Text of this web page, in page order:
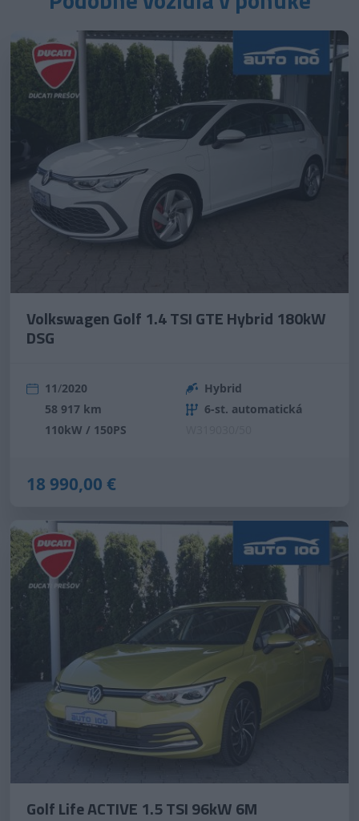
Volkswagen Golf 1.4 TSI GTE Hybrid 180kW
DSG
11/2020
58 917 km
110kW / 150PS
Hybrid
6-st. automatická
18 990,00 €
Golf Life ACTIVE 1.5 TSI 96kW 6M